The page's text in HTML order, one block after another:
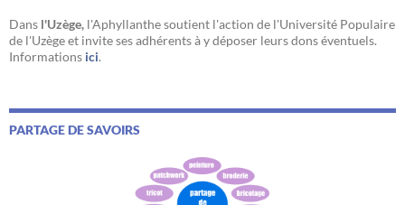
Dans l'Uzège, l'Aphyllanthe soutient l'action de l'Université Populaire
de l'Uzège et invite ses adhérents à y déposer leurs dons éventuels.
Informations ici.
PARTAGE DE SAVOIRS